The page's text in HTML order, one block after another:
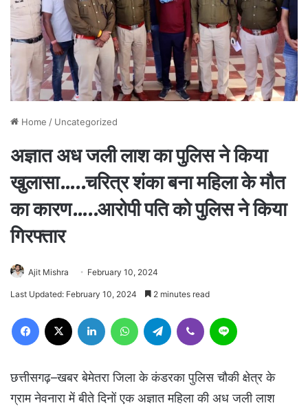
Home / Uncategorized
अज्ञात अध जली लाश का पुलिस ने किया
खुलासा…..चरित्र शंका बना महिला के मौत
का कारण…..आरोपी पति को पुलिस ने किया
गिरफ्तार
Ajit Mishra February 10, 2024
Last Updated: February 10, 2024 2 minutes read
Facebook LinkedIn WhatsAppTelegram Viber
छत्तीसगढ़–खबर बेमेतरा जिला के कंडरका पुलिस चौकी क्षेत्र के
ग्राम नेवनारा में बीते दिनों एक अज्ञात महिला की अध जली लाश